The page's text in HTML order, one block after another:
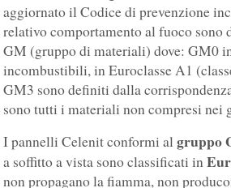
aggiornato il Codice di prevenzione
relativo comportamento al fuoco sono
GM (gruppo di materiali) dove: GM0
incombustibili, in Euroclasse A1
GM3 sono definiti dalla
sono tutti i materiali non compresi nei
I pannelli Celenit conformi algruppo
a soffitto a vista sono classificati in
non propagano la fiamma, non